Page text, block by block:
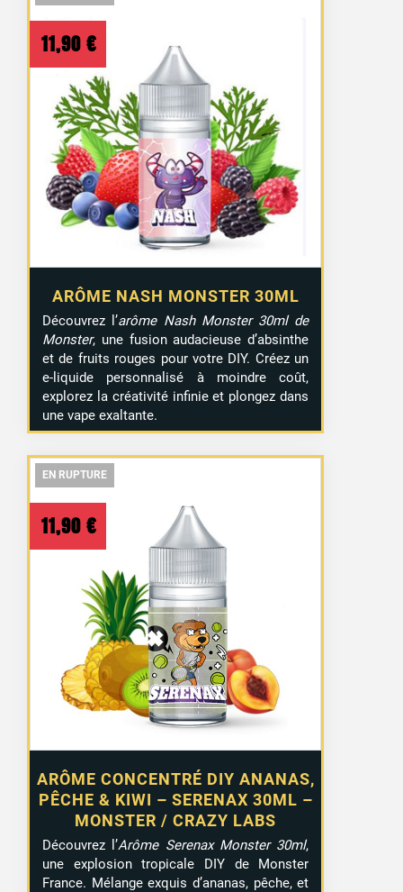
ARÔME NASH MONSTER 30ML
11,90 €
Découvrez l’arôme Nash Monster 30ml de
Monster, une fusion audacieuse d’absinthe
et de fruits rouges pour votre DIY. Créez un
e-liquide personnalisé à moindre coût,
explorez la créativité infinie et plongez dans
une vape exaltante.
EN RUPTURE
EN RUPTURE
ARÔME CONCENTRÉ DIY ANANAS,
PÊCHE & KIWI – SERENAX 30ML –
MONSTER / CRAZY LABS
11,90 €
Découvrez l’Arôme Serenax Monster 30ml,
une explosion tropicale DIY de Monster
France. Mélange exquis d’ananas, pêche, et
EN RUPTURE